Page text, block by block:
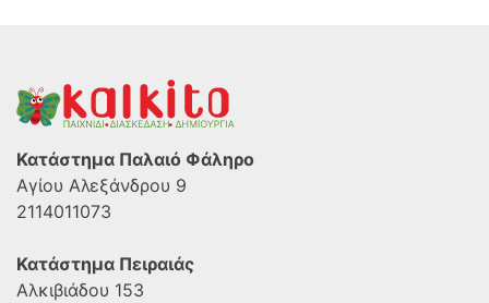
Κατάστημα Παλαιό Φάληρο
Αγίου Αλεξάνδρου 9
2114011073
Κατάστημα Πειραιάς
Αλκιβιάδου 153